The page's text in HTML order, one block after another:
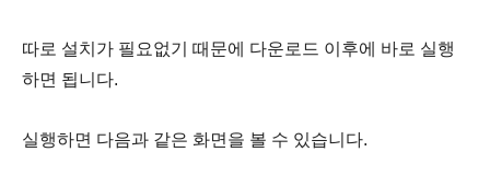
따로 설치가 필요없기 때문에 다운로드 이후에 바로 실행
하면 됩니다.
실행하면 다음과 같은 화면을 볼 수 있습니다.